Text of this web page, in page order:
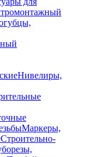
Нивелиры,
Маркеры,
Строительно-